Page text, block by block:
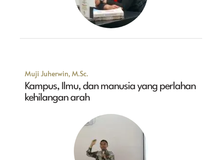
Muji Juherwin, M.Sc.
Kampus, Ilmu, dan manusia yang perlahan
kehilangan arah